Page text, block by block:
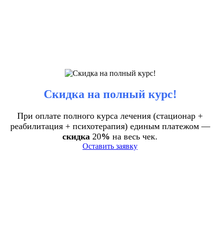
Скидка на полный курс!
При оплате полного курса лечения (стационар +
реабилитация + психотерапия) единым платежом —
скидка 20% на весь чек.
Оставить заявку